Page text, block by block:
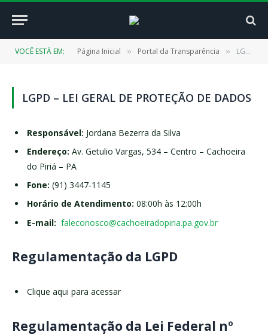
VOCÊ ESTÁ EM: Página Inicial » Portal da Transparência » LGPD – Lei Geral de Proteção de Dados
LGPD – LEI GERAL DE PROTEÇÃO DE DADOS
Responsável: Jordana Bezerra da Silva
Endereço: Av. Getulio Vargas, 534 – Centro – Cachoeira
do Piriá – PA
Fone: (91) 3447-1145
Horário de Atendimento: 08:00h às 12:00h
E-mail: faleconosco@cachoeiradopiria.pa.gov.br
Regulamentação da LGPD
Clique aqui para acessar
Regulamentação da Lei Federal nº